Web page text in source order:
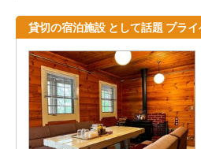
貸切の宿泊施設 として話題 プラ